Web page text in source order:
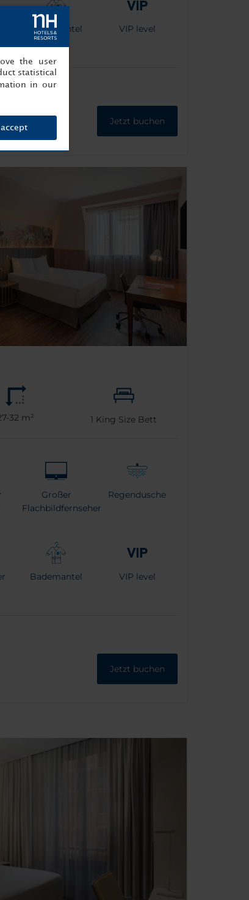
Bademantel VIP level
Jetzt buchen
32 m² 1 King Size Bett
Großer
Flachbildfernseher
Regendusche
Bademantel VIP level
Jetzt buchen
the user
statistical
in our